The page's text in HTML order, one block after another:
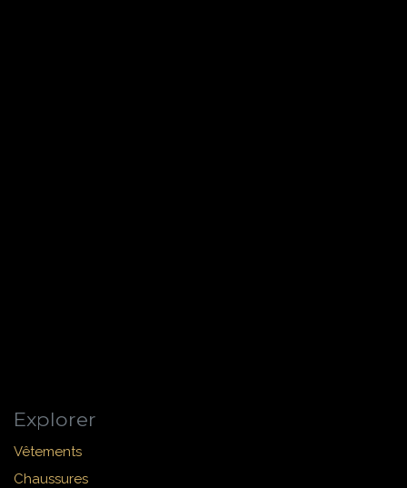
Explorer
Vêtements
Chaussures